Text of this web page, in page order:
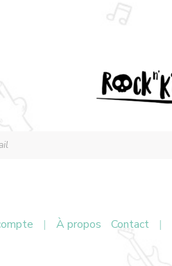
| À propos Contact |